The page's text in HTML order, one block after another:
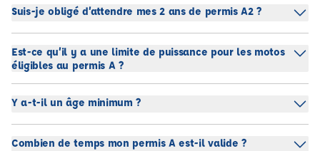
Suis-je obligé d’attendre mes 2 ans de permis A2 ?
Est-ce qu’il y a une limite de puissance pour les motos
éligibles au permis A ?
Y a-t-il un âge minimum ?
Combien de temps mon permis A est-il valide ?